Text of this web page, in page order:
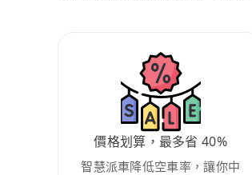
價格划算，最多省 40%
智慧派車降低空車率，讓你中